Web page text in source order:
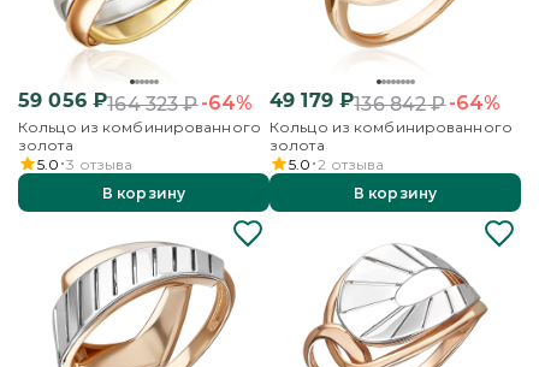
59 056₽164 323₽-64%
Кольцо из комбинированного
золота
5.0 3 отзыва
В корзину
49 179₽136 842₽-64%
Кольцо из комбинированного
золота
5.0 2 отзыва
В корзину